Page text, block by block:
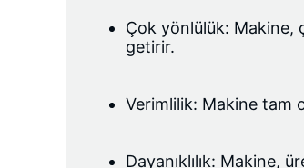
Çok yönlülük: Makine,
getirir.
Verimlilik: Makine tam
Dayanıklılık: Makine,